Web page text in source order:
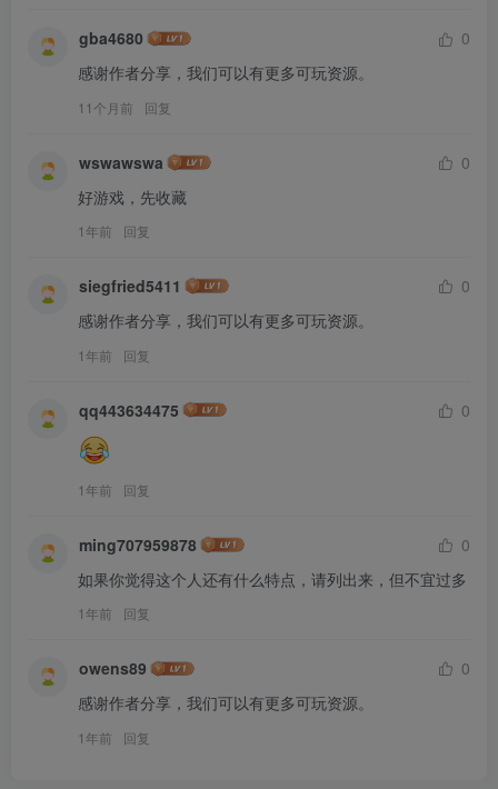
gba4680
0
感谢作者分享，我们可以有更多可玩资源。
11个月前 回复
wswawswa
0
好游戏，先收藏
1年前 回复
siegfried5411
0
感谢作者分享，我们可以有更多可玩资源。
1年前 回复
qq443634475 0
1年前 回复
ming707959878
0
如果你觉得这个人还有什么特点，请列出来，但不宜过多
1年前 回复
owens89
0
感谢作者分享，我们可以有更多可玩资源。
1年前 回复